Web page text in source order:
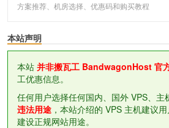
方案推荐、机房选择、优惠码和购买教程
本站声明
本站 并非搬瓦工 BandwagonHost 官
工优惠信息。
任何用户选择任何国内、国外 VPS、主
违法用途 ，本站介绍的 VPS 主机建议
建设正规网站用途。